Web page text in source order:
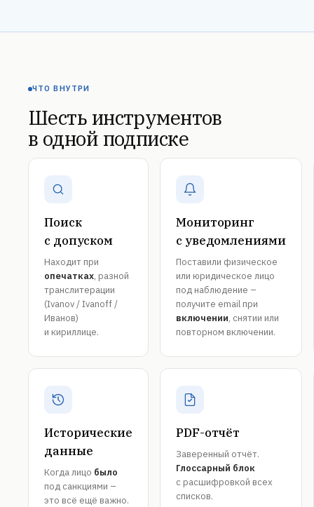
ЧТО ВНУТРИ
Шесть инструментов
в одной подписке
Поиск
с допуском
Находит при
опечатках, разной
транслитерации
(Ivanov / Ivanoff /
Иванов)
и кириллице.
Мониторинг
с уведомлениями
Поставили физическое
или юридическое лицо
под наблюдение –
получите email при
включении, снятии или
повторном включении.
Исторические
данные
Когда лицо было
под санкциями –
это всё ещё важно.
PDF-отчёт
Заверенный отчёт.
Глоссарный блок
с расшифровкой всех
списков.